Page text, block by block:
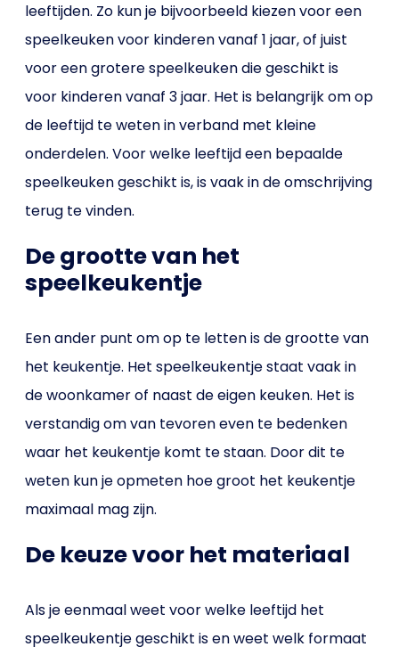
leeftijden. Zo kun je bijvoorbeeld kiezen voor een
speelkeuken voor kinderen vanaf 1 jaar, of juist
voor een grotere speelkeuken die geschikt is
voor kinderen vanaf 3 jaar. Het is belangrijk om op
de leeftijd te weten in verband met kleine
onderdelen. Voor welke leeftijd een bepaalde
speelkeuken geschikt is, is vaak in de omschrijving
terug te vinden.
De grootte van het
speelkeukentje
Een ander punt om op te letten is de grootte van
het keukentje. Het speelkeukentje staat vaak in
de woonkamer of naast de eigen keuken. Het is
verstandig om van tevoren even te bedenken
waar het keukentje komt te staan. Door dit te
weten kun je opmeten hoe groot het keukentje
maximaal mag zijn.
De keuze voor het materiaal
Als je eenmaal weet voor welke leeftijd het
speelkeukentje geschikt is en weet welk formaat